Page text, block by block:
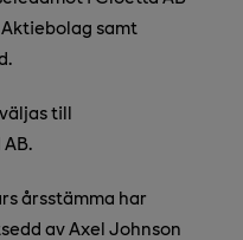
samt
till
årsstämma har
av Axel Johnson